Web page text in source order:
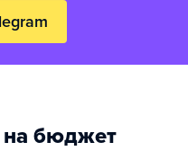
на бюджет